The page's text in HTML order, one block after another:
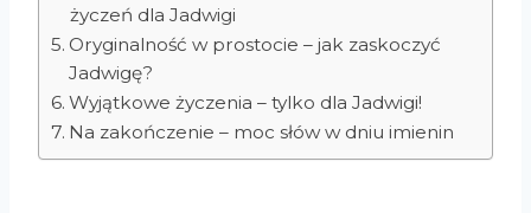
życzeń dla Jadwigi
Oryginalność w prostocie – jak zaskoczyć
Jadwigę?
Wyjątkowe życzenia – tylko dla Jadwigi!
Na zakończenie – moc słów w dniu imienin